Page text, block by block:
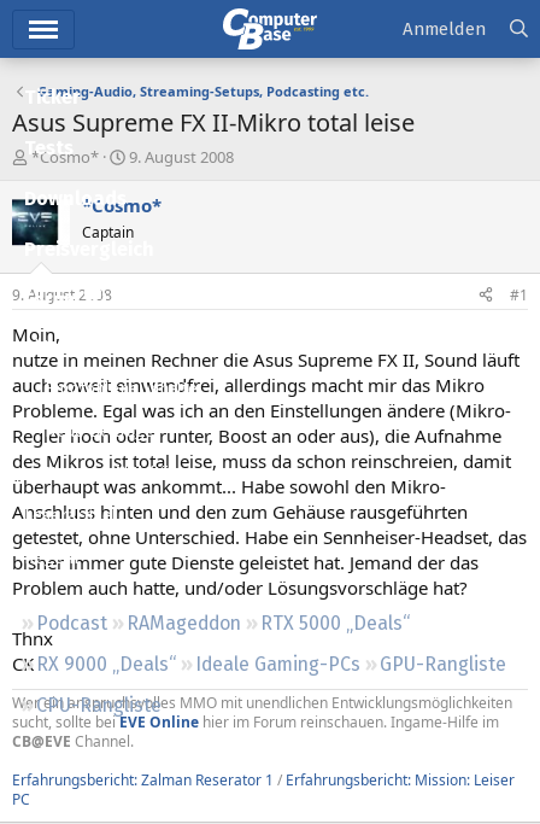
Ticker
Tests
Downloads
Preisvergleich
Forum
Aktuelles
Empfohlene Inhalte
Neue Beiträge
Neueste Aktivitäten
Leserartikel
Regeln
Podcast RAMageddon
RTX 5000 „Deals“
RX 9000 „Deals“
Ideale Gaming-PCs
GPU-Rangliste
CPU-Rangliste
Anmelden
Gaming-Audio, Streaming-Setups, Podcasting etc.
Asus Supreme FX II-Mikro total leise
E
s
t
e
l
e
r
*Cosmo*
E
s
e
t
9. August 2008
*Cosmo*
Captain
9. August 2008 #1
Moin,
nutze in meinen Rechner die Asus Supreme FX II, Sound läuft
auch soweit einwandfrei, allerdings macht mir das Mikro
Probleme. Egal was ich an den Einstellungen ändere (Mikro-
Regler hoch oder runter, Boost an oder aus), die Aufnahme
des Mikros ist total leise, muss da schon reinschreien, damit
überhaupt was ankommt... Habe sowohl den Mikro-
Anschluss hinten und den zum Gehäuse rausgeführten
getestet, ohne Unterschied. Habe ein Sennheiser-Headset, das
bisher immer gute Dienste geleistet hat. Jemand der das
Problem auch hatte, und/oder Lösungsvorschläge hat?
Thnx
CK
Wer ein anspruchsvolles MMO mit unendlichen Entwicklungsmöglichkeiten
sucht, sollte beiEVE Online hier im Forum reinschauen. Ingame-Hilfe im
CB@EVE Channel.
Erfahrungsbericht: Zalman Reserator 1 / Erfahrungsbericht: Mission: Leiser
PC